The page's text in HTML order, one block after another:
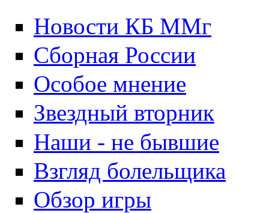
Новости КБ ММг
Сборная России
Особое мнение
Звездный вторник
Наши - не бывшие
Взгляд болельщика
Обзор игры